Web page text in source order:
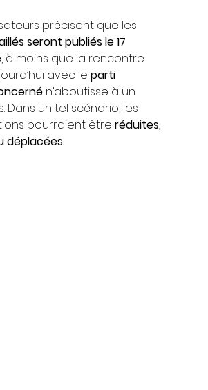
précisent que les
seront publiés le 17
, à moins que la rencontre
avec le parti
n’aboutisse à un
Dans un tel scénario, les
pourraient être réduites,
déplacées.